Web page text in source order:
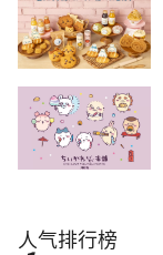
人气排行榜